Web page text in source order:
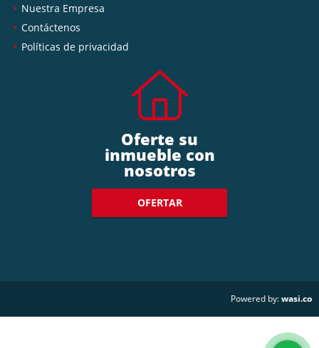
Nuestra Empresa
Contáctenos
Políticas de privacidad
Oferte su
inmueble con
nosotros
OFERTAR
Powered by:wasi.co